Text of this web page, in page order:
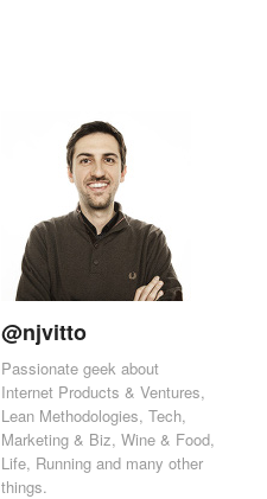
@njvitto
Passionate geek about
Internet Products & Ventures,
Lean Methodologies, Tech,
Marketing & Biz, Wine & Food,
Life, Running and many other
things.